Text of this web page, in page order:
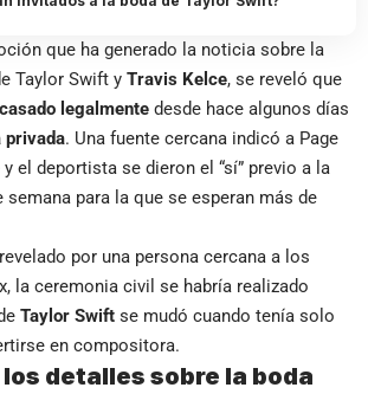
que ha generado la noticia sobre la
Taylor Swift y Travis Kelce, se reveló que
casado legalmente desde hace algunos días
privada. Una fuente cercana indicó a Page
el deportista se dieron el “sí” previo a la
semana para la que se esperan más de
por una persona cercana a los
la ceremonia civil se habría realizado
Taylor Swift se mudó cuando tenía solo
en compositora.
detalles sobre la boda